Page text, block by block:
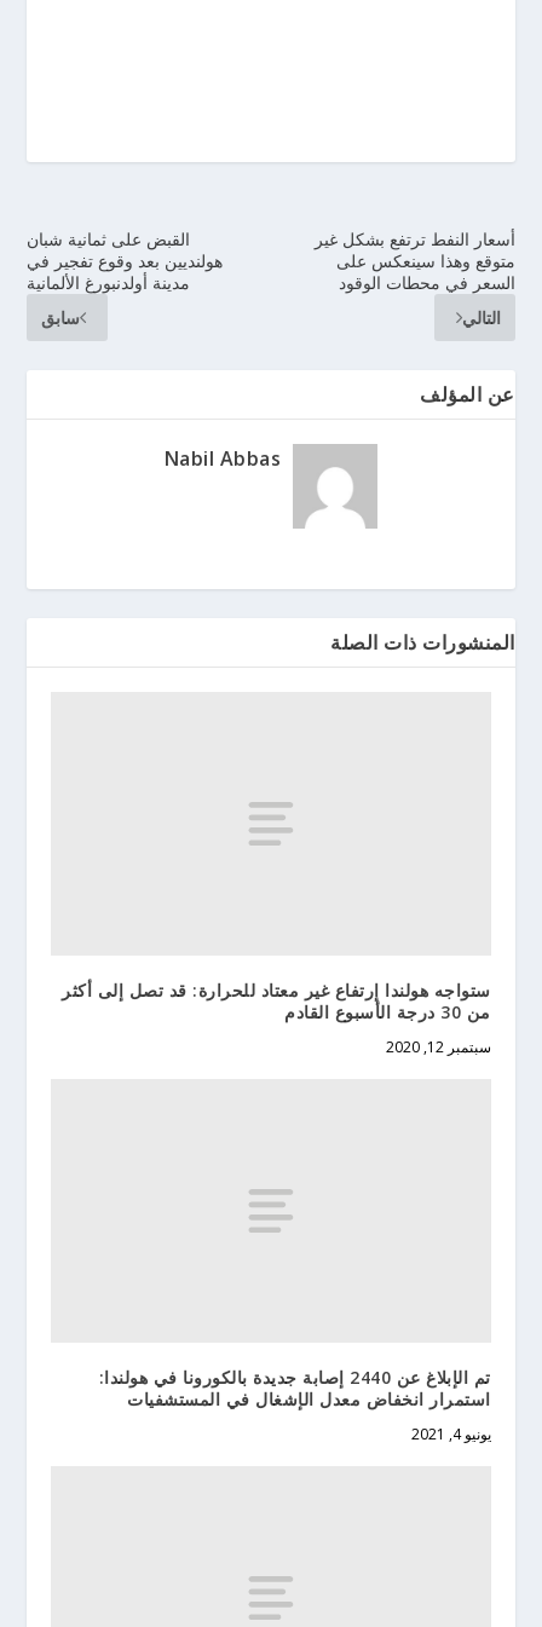
القبض على ثمانية شبان
هولنديين بعد وقوع تفجير في
مدينة أولدنبورغ الألمانية
سابق
أسعار النفط ترتفع بشكل غير
متوقع وهذا سينعكس على
السعر في محطات الوقود
التالي
عن المؤلف
Nabil Abbas
المنشورات ذات الصلة
ستواجه هولندا إرتفاع غير معتاد للحرارة: قد تصل إلى أكثر
من 30 درجة الأسبوع القادم
سبتمبر 12, 2020
تم الإبلاغ عن 2440 إصابة جديدة بالكورونا في هولندا:
استمرار انخفاض معدل الإشغال في المستشفيات
يونيو 4, 2021